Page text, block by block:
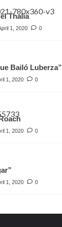
Thalia
1, 2020 0
Bailó Luberza”
1, 2020 0
1, 2020 0
1, 2020 0